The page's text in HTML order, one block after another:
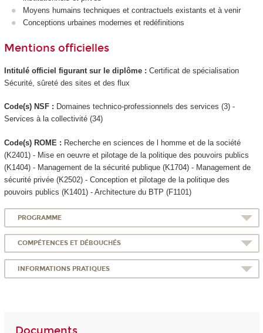
Moyens humains techniques et contractuels existants et à venir
Conceptions urbaines modernes et redéfinitions
Mentions officielles
Intitulé officiel figurant sur le diplôme : Certificat de spécialisation
Sécurité, sûreté des sites et des flux
Code(s) NSF : Domaines technico-professionnels des services (3) -
Services à la collectivité (34)
Code(s) ROME : Recherche en sciences de l homme et de la société
(K2401) - Mise en oeuvre et pilotage de la politique des pouvoirs publics
(K1404) - Management de la sécurité publique (K1704) - Management de
sécurité privée (K2502) - Conception et pilotage de la politique des
pouvoirs publics (K1401) - Architecture du BTP (F1101)
PROGRAMME
COMPÉTENCES ET DÉBOUCHÉS
INFORMATIONS PRATIQUES